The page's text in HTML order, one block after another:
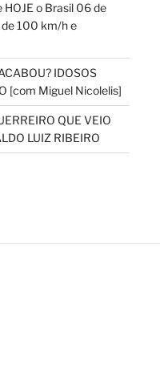
HOJE o Brasil 06 de
de 100 km/h e
IDOSOS
[com Miguel Nicolelis]
QUE VEIO
LUIZ RIBEIRO